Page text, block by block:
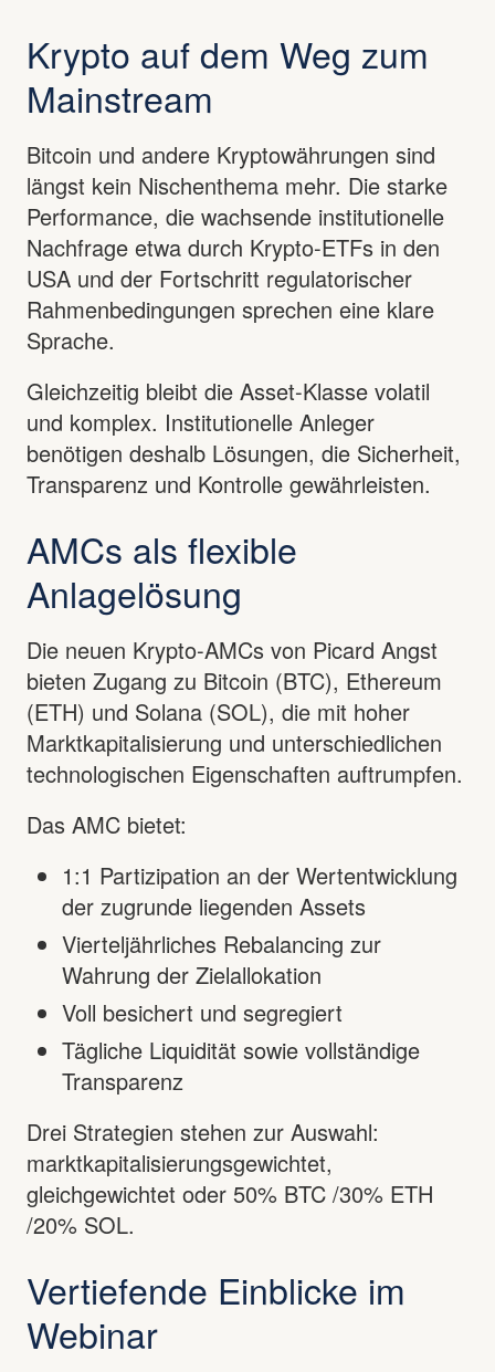
Krypto auf dem Weg zum
Mainstream
Bitcoin und andere Kryptowährungen sind
längst kein Nischenthema mehr. Die starke
Performance, die wachsende institutionelle
Nachfrage etwa durch Krypto-ETFs in den
USA und der Fortschritt regulatorischer
Rahmenbedingungen sprechen eine klare
Sprache.
Gleichzeitig bleibt die Asset-Klasse volatil
und komplex. Institutionelle Anleger
benötigen deshalb Lösungen, die Sicherheit,
Transparenz und Kontrolle gewährleisten.
AMCs als flexible
Anlagelösung
Die neuen Krypto-AMCs von Picard Angst
bieten Zugang zu Bitcoin (BTC), Ethereum
(ETH) und Solana (SOL), die mit hoher
Marktkapitalisierung und unterschiedlichen
technologischen Eigenschaften auftrumpfen.
Das AMC bietet:
1:1 Partizipation an der Wertentwicklung
der zugrunde liegenden Assets
Vierteljährliches Rebalancing zur
Wahrung der Zielallokation
Voll besichert und segregiert
Tägliche Liquidität sowie vollständige
Transparenz
Drei Strategien stehen zur Auswahl:
marktkapitalisierungsgewichtet,
gleichgewichtet oder 50% BTC /30% ETH
/20% SOL.
Vertiefende Einblicke im
Webinar